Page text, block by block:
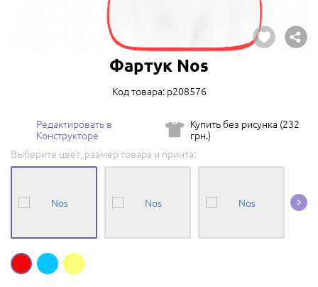
Фартук Nos
Код товара: p208576
Редактировать в
Конструкторе
Купить без рисунка (232
грн.)
Выберите цвет, размер товара и принта: